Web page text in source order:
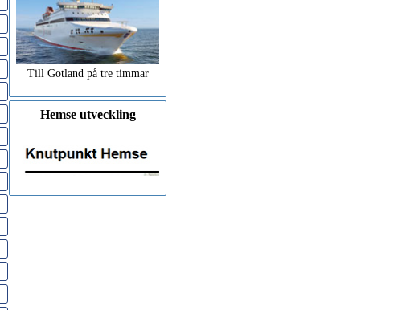
Till Gotland på tre timmar
Hemse utveckling